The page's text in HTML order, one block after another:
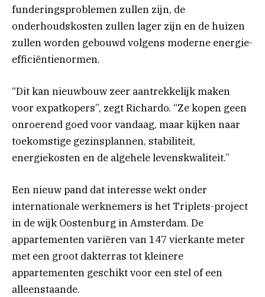
funderingsproblemen zullen zijn, de
onderhoudskosten zullen lager zijn en de huizen
zullen worden gebouwd volgens moderne energie-
efficiëntienormen.
“Dit kan nieuwbouw zeer aantrekkelijk maken
voor expatkopers”, zegt Richardo. “Ze kopen geen
onroerend goed voor vandaag, maar kijken naar
toekomstige gezinsplannen, stabiliteit,
energiekosten en de algehele levenskwaliteit.”
Een nieuw pand dat interesse wekt onder
internationale werknemers is het Triplets-project
in de wijk Oostenburg in Amsterdam. De
appartementen variëren van 147 vierkante meter
met een groot dakterras tot kleinere
appartementen geschikt voor een stel of een
alleenstaande.